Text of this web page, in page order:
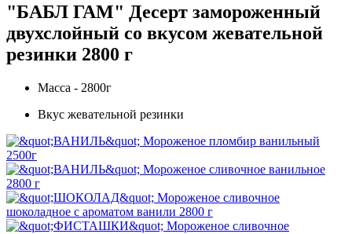
"БАБЛ ГАМ" Десерт замороженный
двухслойный со вкусом жевательной
резинки 2800 г
Масса - 2800г
Вкус жевательной резинки